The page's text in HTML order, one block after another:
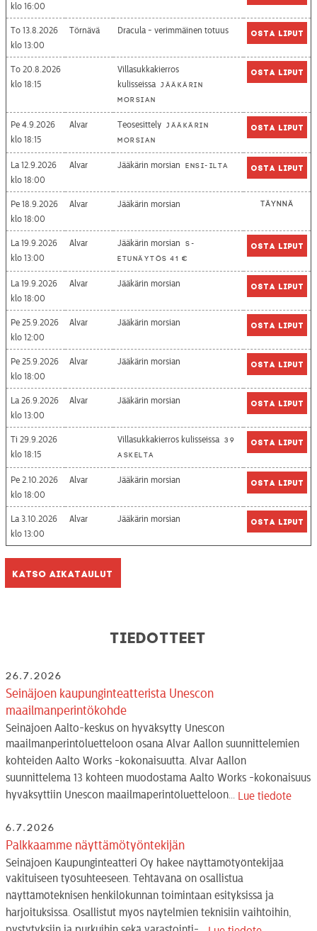
16:00
To 13.8.2026
13:00
Törnävä Dracula - verimmäinen totuus Osta liput
To 20.8.2026
18:15
Villasukkakierros
kulisseissa Jääkärin
morsian
Osta liput
Pe 4.9.2026
18:15
Alvar Teosesittely Jääkärin
morsian
Osta liput
La 12.9.2026
18:00
Alvar Jääkärin morsian Ensi-ilta Osta liput
Pe 18.9.2026
18:00
Alvar Jääkärin morsian Täynnä
La 19.9.2026
13:00
Alvar Jääkärin morsian
S-
etunäytös 41 €
Osta liput
La 19.9.2026
18:00
Alvar Jääkärin morsian Osta liput
Pe 25.9.2026
12:00
Alvar Jääkärin morsian Osta liput
Pe 25.9.2026
18:00
Alvar Jääkärin morsian Osta liput
La 26.9.2026
13:00
Alvar Jääkärin morsian Osta liput
Ti 29.9.2026
18:15
Villasukkakierros kulisseissa 39
askelta
Osta liput
Pe 2.10.2026
18:00
Alvar Jääkärin morsian Osta liput
La 3.10.2026
13:00
Alvar Jääkärin morsian Osta liput
Katso aikataulut
Tiedotteet
26.7.2026
Seinäjoen kaupunginteatterista Unescon
maailmanperintökohde
Seinäjoen Aalto-keskus on hyväksytty Unescon
maailmanperintöluetteloon osana Alvar Aallon suunnittelemien
kohteiden Aalto Works -kokonaisuutta. Alvar Aallon
suunnittelema 13 kohteen muodostama Aalto Works -kokonaisuus
hyväksyttiin Unescon maailmaperintöluetteloon... Lue tiedote
6.7.2026
Palkkaamme näyttämötyöntekijän
Seinäjoen Kaupunginteatteri Oy hakee näyttämötyöntekijää
vakituiseen työsuhteeseen. Tehtävänä on osallistua
näyttämöteknisen henkilökunnan toimintaan esityksissä ja
harjoituksissa. Osallistut myös näytelmien teknisiin vaihtoihin,